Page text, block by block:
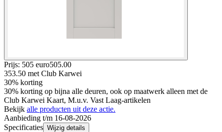
Prijs: 505 euro505.00
353.50 met Club Karwei
30% korting
30% korting op bijna alle deuren, ook op maatwerk alleen met de
Club Karwei Kaart, M.u.v. Vast Laag-artikelen
Bekijk alle producten uit deze actie.
Aanbieding t/m 16-08-2026
Specificaties Wijzig details